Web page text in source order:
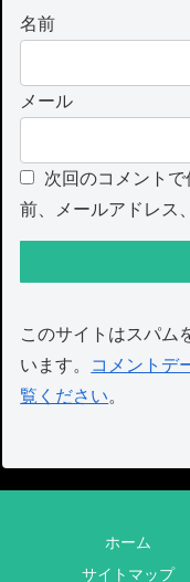
名前
メール
次回のコメント
前、メールアドレス
このサイトはスパム
います。
コメントデ
覧ください。
ホーム
サイトマップ